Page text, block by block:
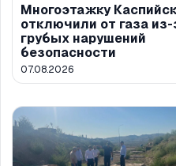
Многоэтажку
отключили от газа из-
грубых нарушений
безопасности
07.08.2026